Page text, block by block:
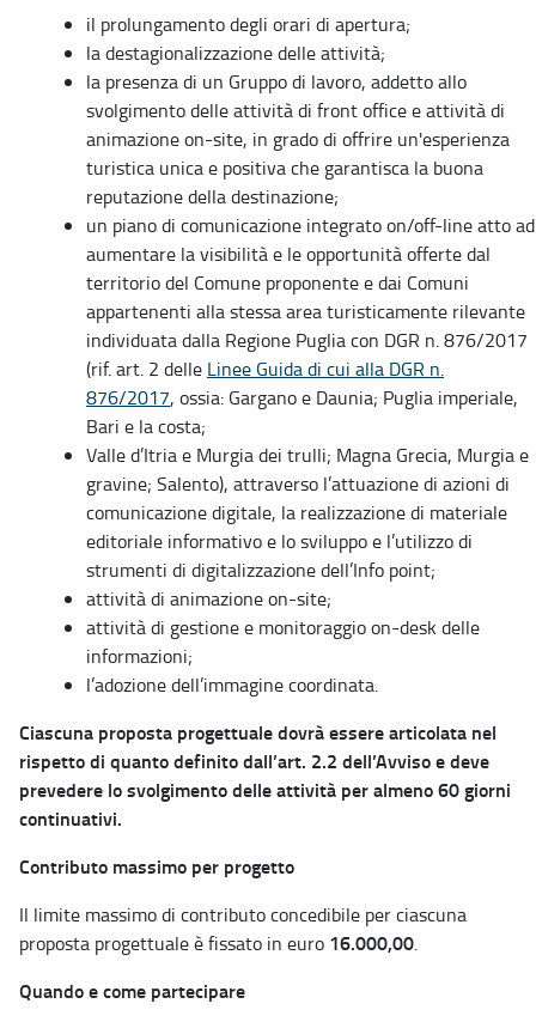
il prolungamento degli orari di apertura;
la destagionalizzazione delle attività;
la presenza di un Gruppo di lavoro, addetto allo
svolgimento delle attività di front office e attività di
animazione on-site, in grado di offrire un'esperienza
turistica unica e positiva che garantisca la buona
reputazione della destinazione;
un piano di comunicazione integrato on/off-line atto ad
aumentare la visibilità e le opportunità offerte dal
territorio del Comune proponente e dai Comuni
appartenenti alla stessa area turisticamente rilevante
individuata dalla Regione Puglia con DGR n. 876/2017
(rif. art. 2 delle Linee Guida di cui alla DGR n.
876/2017, ossia: Gargano e Daunia; Puglia imperiale,
Bari e la costa;
Valle d’Itria e Murgia dei trulli; Magna Grecia, Murgia e
gravine; Salento), attraverso l’attuazione di azioni di
comunicazione digitale, la realizzazione di materiale
editoriale informativo e lo sviluppo e l’utilizzo di
strumenti di digitalizzazione dell’Info point;
attività di animazione on-site;
attività di gestione e monitoraggio on-desk delle
informazioni;
l’adozione dell’immagine coordinata.
Ciascuna proposta progettuale dovrà essere articolata nel
rispetto di quanto definito dall’art. 2.2 dell’Avviso e deve
prevedere lo svolgimento delle attività per almeno 60 giorni
continuativi.
Contributo massimo per progetto
Il limite massimo di contributo concedibile per ciascuna
proposta progettuale è fissato in euro 16.000,00.
Quando e come partecipare